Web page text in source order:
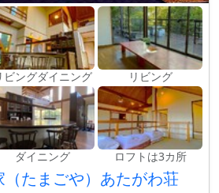
ビングダイニング リビング
ダイニング ロフトは3カ所
たまごや）あたがわ荘